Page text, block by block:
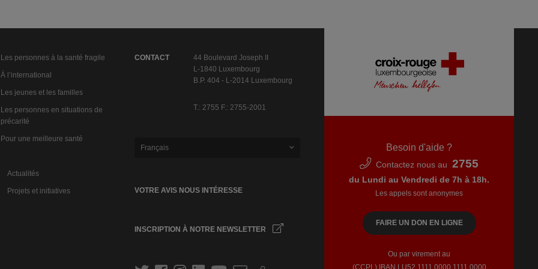
Les personnes à la santé fragile
À l’international
Les jeunes et les familles
Les personnes en situations de
précarité
Pour une meilleure santé
Actualités
Projets et initiatives
CONTACT
44 Boulevard Joseph II
L-1840 Luxembourg
B.P. 404 - L-2014 Luxembourg
T.: 2755 F.: 2755-2001
Français
VOTRE AVIS NOUS INTÉRESSE
INSCRIPTION À NOTRE NEWSLETTER
Besoin d'aide ?
Contactez nous au 2755
du Lundi au Vendredi de 7h à 18h.
Les appels sont anonymes
FAIRE UN DON EN LIGNE
Ou par virement au
(CCPL) IBAN LU52​ 1111​ 0000​ 1111​ 0000